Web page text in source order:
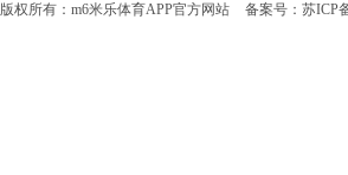
版权所有：m6米乐体育APP官方网站 备案号：苏ICP